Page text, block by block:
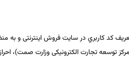
کد کاربري در سایت فروش اینترنتی و به
مورخ 99/01/27 ،سامانه امتا (مربوط به مرکز توسعه تجارت الکترونیکی